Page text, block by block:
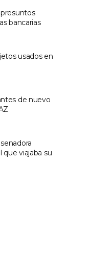
bancarias
usados en
de nuevo
que viajaba su